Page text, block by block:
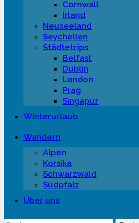
Cornwall
Irland
Neuseeland
Seychellen
Städtetrips
Belfast
Dublin
London
Prag
Singapur
Winterurlaub
Wandern
Alpen
Korsika
Schwarzwald
Südpfalz
Über uns